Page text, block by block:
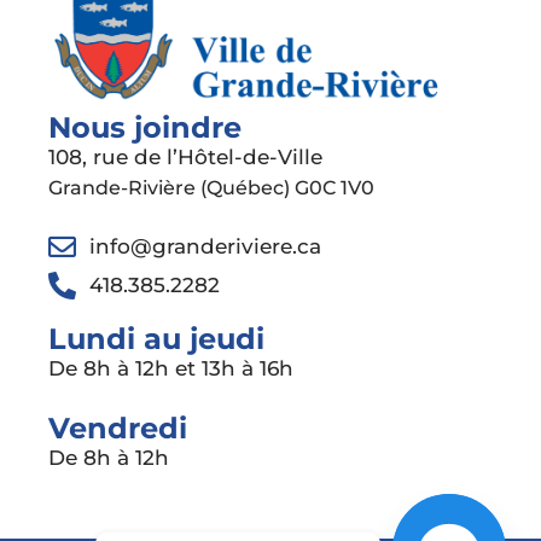
Nous joindre
108, rue de l’Hôtel-de-Ville
Grande-Rivière (Québec) G0C 1V0
info@granderiviere.ca
418.385.2282
Lundi au jeudi
De 8h à 12h et 13h à 16h
Vendredi
De 8h à 12h